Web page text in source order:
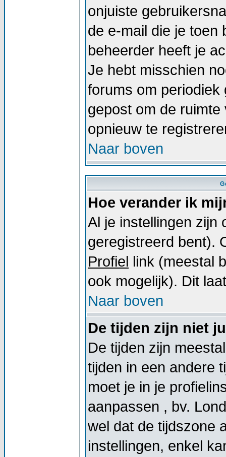
onjuiste
de e-mail die je toen
beheerder heeft je
Je hebt misschien
forums om periodiek
gepost om de
opnieuw te
Naar boven
Hoe verander ik
Al je instellingen zijn
geregistreerd bent).
Profiel link (meestal
ook mogelijk). Dit
Naar boven
De tijden zijn niet
De tijden zijn
tijden in een andere
moet je in je
aanpassen , bv.
wel dat de tijdszone
instellingen, enkel